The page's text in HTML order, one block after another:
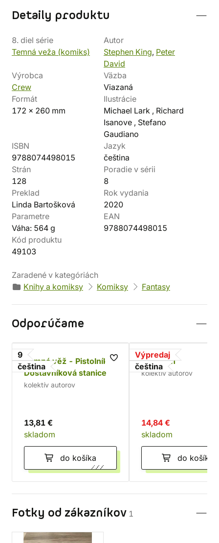
Detaily produktu
8. diel série
Temná veža (komiks)
Autor
Stephen King, Peter
David
Výrobca
Crew
Väzba
Viazaná
Formát
172 x 260 mm
Ilustrácie
Michael Lark , Richard
Isanove , Stefano
Gaudiano
ISBN
9788074498015
Jazyk
čeština
Strán
128
Poradie v sérii
8
Preklad
Linda Bartošková
Rok vydania
2020
Parametre
Váha: 564 g
EAN
9788074498015
Kód produktu
49103
Zaradené v kategóriách
Knihy a komiksy
Komiksy Fantasy
Odporúčame
9
čeština
Temná věž - Pistolník 4:
Dostavníková stanice
kolektív autorov
13,81 €
skladom
do košíka
Výpredaj
čeština
Talisman
kolektív autorov
14,84 €
skladom
do košíka
Fotky od zákazníkov 1